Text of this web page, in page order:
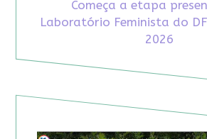
Começa a etapa
Laboratório Feminista do
2026